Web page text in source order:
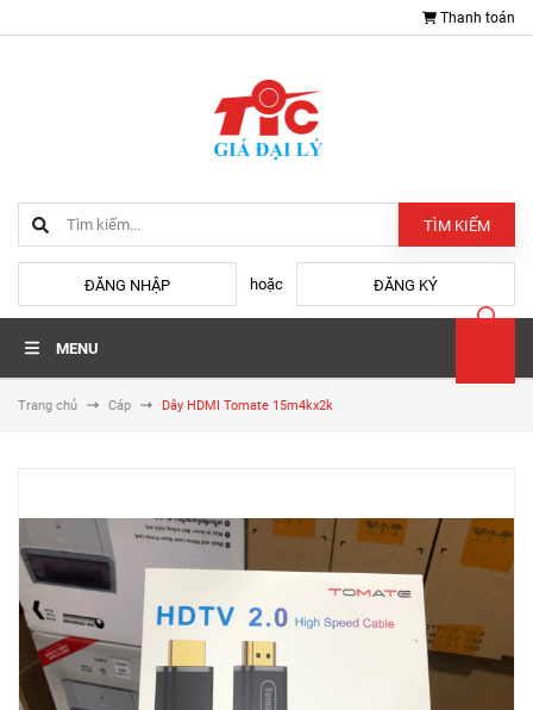
Thanh toán
TÌM KIẾM
ĐĂNG NHẬP hoặc ĐĂNG KÝ
MENU
Trang chủ Cáp Dây HDMI Tomate 15m4kx2k